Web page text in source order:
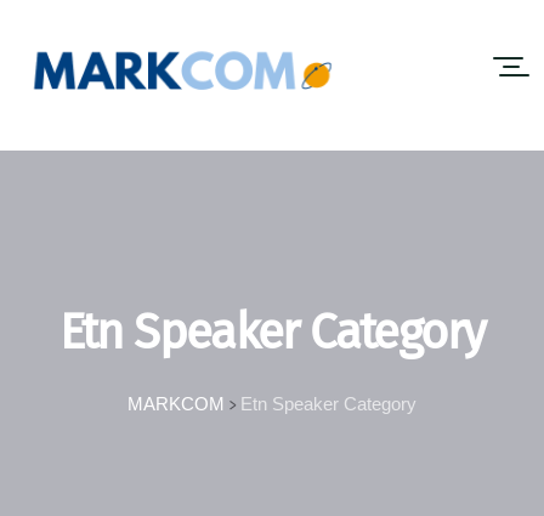
Etn Speaker Category
MARKCOM > Etn Speaker Category